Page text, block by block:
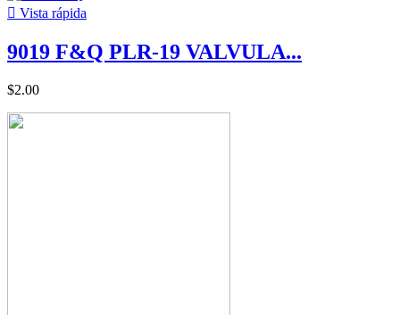
 Vista rápida
9019 F&Q PLR-19 VALVULA...
$2.00